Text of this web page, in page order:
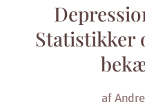
Statistikker
af